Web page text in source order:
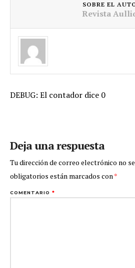
SOBRE EL
Revista
DEBUG: El contador dice 0
Deja una respuesta
Tu dirección de correo electrónico no
obligatorios están marcados con*
COMENTARIO *